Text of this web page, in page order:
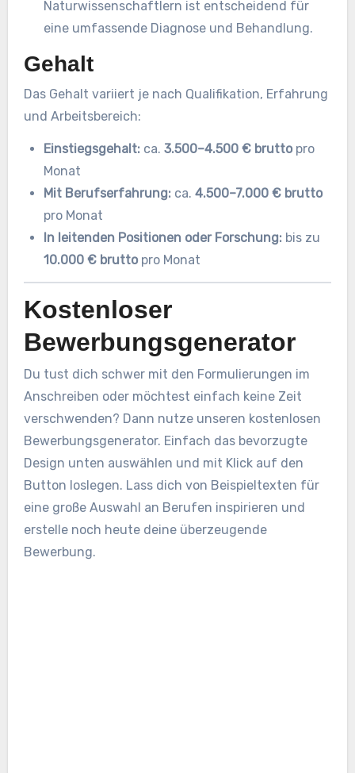
Naturwissenschaftlern ist entscheidend für
eine umfassende Diagnose und Behandlung.
Gehalt
Das Gehalt variiert je nach Qualifikation, Erfahrung
und Arbeitsbereich:
Einstiegsgehalt: ca.3.500–4.500 € bruttopro
Monat
Mit Berufserfahrung: ca.4.500–7.000 € brutto
pro Monat
In leitenden Positionen oder Forschung: bis zu
10.000 € bruttopro Monat
Kostenloser
Bewerbungsgenerator
Du tust dich schwer mit den Formulierungen im
Anschreiben oder möchtest einfach keine Zeit
verschwenden? Dann nutze unseren kostenlosen
Bewerbungsgenerator. Einfach das bevorzugte
Design unten auswählen und mit Klick auf den
Button loslegen. Lass dich von Beispieltexten für
eine große Auswahl an Berufen inspirieren und
erstelle noch heute deine überzeugende
Bewerbung.